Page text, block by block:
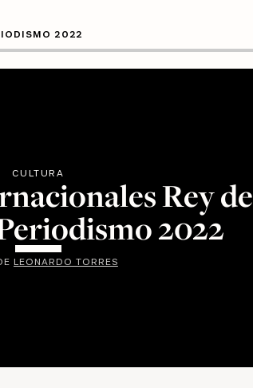
2022
CULTURA
Rey de
2022
LEONARDO TORRES